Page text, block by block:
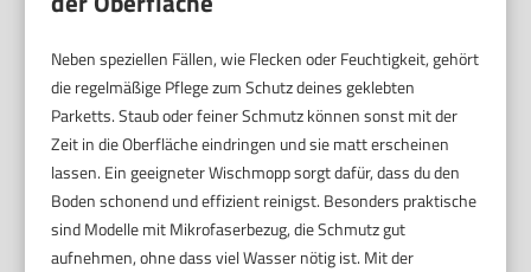
Neben speziellen Fällen, wie Flecken oder Feuchtigkeit, gehört
die regelmäßige Pflege zum Schutz deines geklebten
Parketts. Staub oder feiner Schmutz können sonst mit der
Zeit in die Oberfläche eindringen und sie matt erscheinen
lassen. Ein geeigneter Wischmopp sorgt dafür, dass du den
Boden schonend und effizient reinigst. Besonders praktische
sind Modelle mit Mikrofaserbezug, die Schmutz gut
aufnehmen, ohne dass viel Wasser nötig ist. Mit der